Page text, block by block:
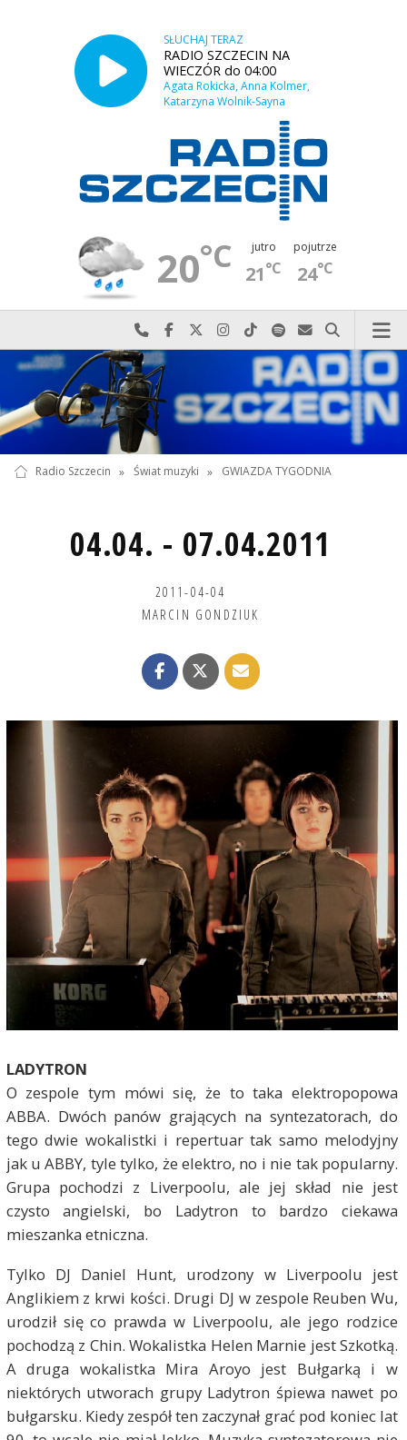
SŁUCHAJ TERAZ
RADIO SZCZECIN NA
WIECZÓR do 04:00
Agata Rokicka, Anna Kolmer,
Katarzyna Wolnik-Sayna
20°C jutro
21°C
pojutrze
24°C
Najlepiej po prostu do nas zadzwoń
Odwiedź nas na Facebook-u
Odwiedź nas na X
Odwiedź nas na Instagram-ie
Odwiedź nas na TikTok-u
Szukaj nas na Spotify
Wyślij do nas
Szukaj
Radio Szczecin » Świat muzyki » GWIAZDA TYGODNIA
04.04. - 07.04.2011
2011-04-04
MARCIN GONDZIUK
LADYTRON
O zespole tym mówi się, że to taka elektropopowa
ABBA. Dwóch panów grających na syntezatorach, do
tego dwie wokalistki i repertuar tak samo melodyjny
jak u ABBY, tyle tylko, że elektro, no i nie tak popularny.
Grupa pochodzi z Liverpoolu, ale jej skład nie jest
czysto angielski, bo Ladytron to bardzo ciekawa
mieszanka etniczna.
Tylko DJ Daniel Hunt, urodzony w Liverpoolu jest
Anglikiem z krwi kości. Drugi DJ w zespole Reuben Wu,
urodził się co prawda w Liverpoolu, ale jego rodzice
pochodzą z Chin. Wokalistka Helen Marnie jest Szkotką.
A druga wokalistka Mira Aroyo jest Bułgarką i w
niektórych utworach grupy Ladytron śpiewa nawet po
bułgarsku. Kiedy zespół ten zaczynał grać pod koniec lat